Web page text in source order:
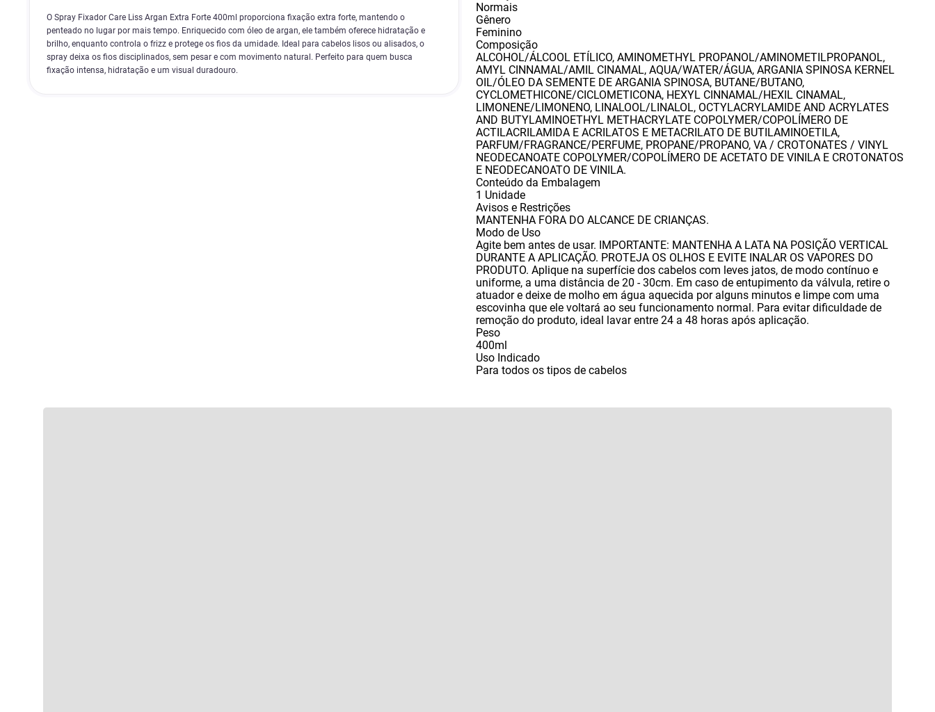
O Spray Fixador Care Liss Argan Extra Forte 400ml proporciona fixação extra forte, mantendo o
penteado no lugar por mais tempo. Enriquecido com óleo de argan, ele também oferece hidratação e
brilho, enquanto controla o frizz e protege os fios da umidade. Ideal para cabelos lisos ou alisados, o
spray deixa os fios disciplinados, sem pesar e com movimento natural. Perfeito para quem busca
fixação intensa, hidratação e um visual duradouro.
Normais
Gênero
Feminino
Composição
ALCOHOL/ÁLCOOL ETÍLICO, AMINOMETHYL PROPANOL/AMINOMETILPROPANOL,
AMYL CINNAMAL/AMIL CINAMAL, AQUA/WATER/ÁGUA, ARGANIA SPINOSA KERNEL
OIL/ÓLEO DA SEMENTE DE ARGANIA SPINOSA, BUTANE/BUTANO,
CYCLOMETHICONE/CICLOMETICONA, HEXYL CINNAMAL/HEXIL CINAMAL,
LIMONENE/LIMONENO, LINALOOL/LINALOL, OCTYLACRYLAMIDE AND ACRYLATES
AND BUTYLAMINOETHYL METHACRYLATE COPOLYMER/COPOLÍMERO DE
ACTILACRILAMIDA E ACRILATOS E METACRILATO DE BUTILAMINOETILA,
PARFUM/FRAGRANCE/PERFUME, PROPANE/PROPANO, VA / CROTONATES / VINYL
NEODECANOATE COPOLYMER/COPOLÍMERO DE ACETATO DE VINILA E CROTONATOS
E NEODECANOATO DE VINILA.
Conteúdo da Embalagem
1 Unidade
Avisos e Restrições
MANTENHA FORA DO ALCANCE DE CRIANÇAS.
Modo de Uso
Agite bem antes de usar. IMPORTANTE: MANTENHA A LATA NA POSIÇÃO VERTICAL
DURANTE A APLICAÇÃO. PROTEJA OS OLHOS E EVITE INALAR OS VAPORES DO
PRODUTO. Aplique na superfície dos cabelos com leves jatos, de modo contínuo e
uniforme, a uma distância de 20 - 30cm. Em caso de entupimento da válvula, retire o
atuador e deixe de molho em água aquecida por alguns minutos e limpe com uma
escovinha que ele voltará ao seu funcionamento normal. Para evitar dificuldade de
remoção do produto, ideal lavar entre 24 a 48 horas após aplicação.
Peso
400ml
Uso Indicado
Para todos os tipos de cabelos